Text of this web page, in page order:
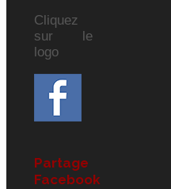
Cliquez
sur le
logo
Partage
Facebook